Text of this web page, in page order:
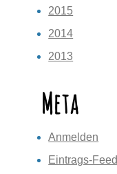
2015
2014
2013
Meta
Anmelden
Eintrags-Feed